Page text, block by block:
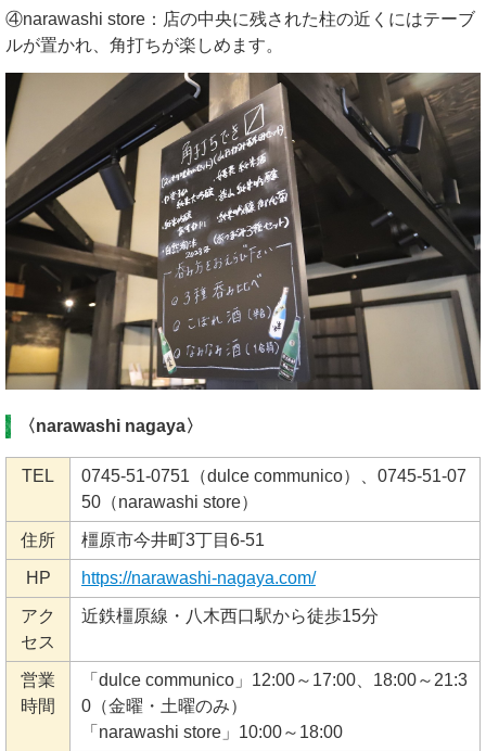
④narawashi store：店の中央に残された柱の近くにはテーブ
ルが置かれ、角打ちが楽しめます。
〈narawashi nagaya〉
TEL
0745-51-0751（dulce communico）、0745-51-07
50（narawashi store）
住所 橿原市今井町3丁目6-51
HP https://narawashi-nagaya.com/
アク
セス
近鉄橿原線・八木西口駅から徒歩15分
営業
時間
「dulce communico」12:00～17:00、18:00～21:3
0（金曜・土曜のみ）
「narawashi store」10:00～18:00